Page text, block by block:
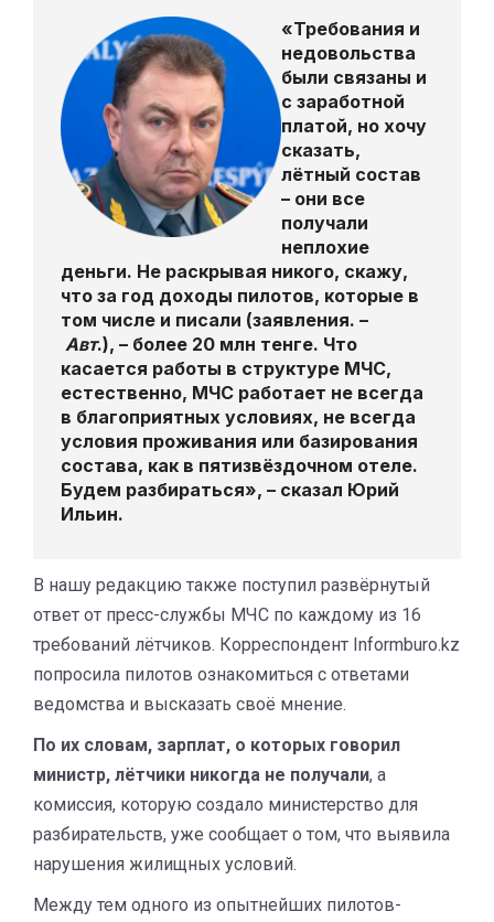
«Требования и
недовольства
были связаны и
с заработной
платой, но хочу
сказать,
лётный состав
– они все
получали
неплохие
деньги. Не раскрывая никого, скажу,
что за год доходы пилотов, которые в
том числе и писали (заявления. –
Авт.), – более 20 млн тенге. Что
касается работы в структуре МЧС,
естественно, МЧС работает не всегда
в благоприятных условиях, не всегда
условия проживания или базирования
состава, как в пятизвёздочном отеле.
Будем разбираться», – сказал Юрий
Ильин.
В нашу редакцию также поступил развёрнутый
ответ от пресс-службы МЧС по каждому из 16
требований лётчиков. Корреспондент Informburo.kz
попросила пилотов ознакомиться с ответами
ведомства и высказать своё мнение.
По их словам, зарплат, о которых говорил
министр, лётчики никогда не получали, а
комиссия, которую создало министерство для
разбирательств, уже сообщает о том, что выявила
нарушения жилищных условий.
Между тем одного из опытнейших пилотов-